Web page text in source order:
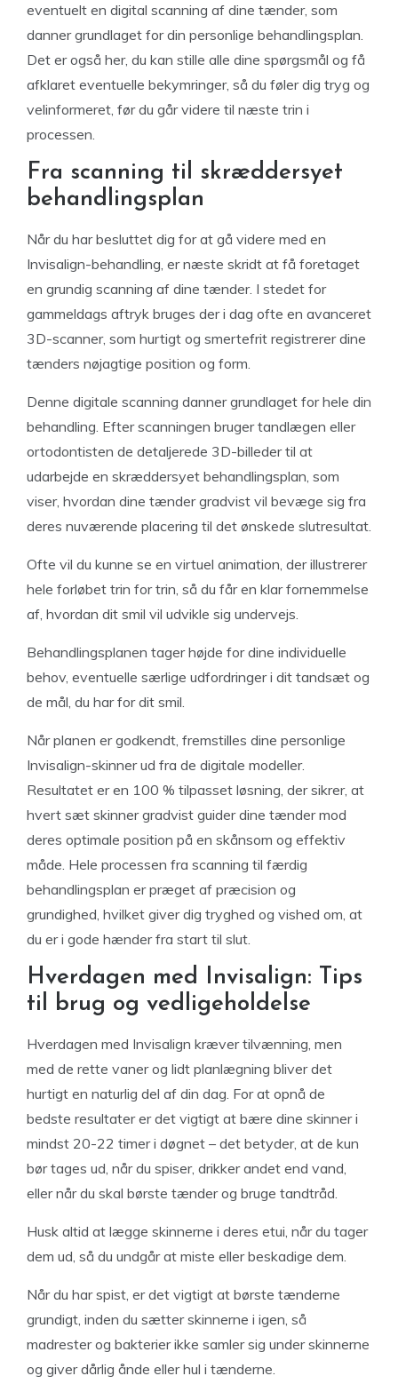
eventuelt en digital scanning af dine tænder, som
danner grundlaget for din personlige behandlingsplan.
Det er også her, du kan stille alle dine spørgsmål og få
afklaret eventuelle bekymringer, så du føler dig tryg og
velinformeret, før du går videre til næste trin i
processen.
Fra scanning til skræddersyet
behandlingsplan
Når du har besluttet dig for at gå videre med en
Invisalign-behandling, er næste skridt at få foretaget
en grundig scanning af dine tænder. I stedet for
gammeldags aftryk bruges der i dag ofte en avanceret
3D-scanner, som hurtigt og smertefrit registrerer dine
tænders nøjagtige position og form.
Denne digitale scanning danner grundlaget for hele din
behandling. Efter scanningen bruger tandlægen eller
ortodontisten de detaljerede 3D-billeder til at
udarbejde en skræddersyet behandlingsplan, som
viser, hvordan dine tænder gradvist vil bevæge sig fra
deres nuværende placering til det ønskede slutresultat.
Ofte vil du kunne se en virtuel animation, der illustrerer
hele forløbet trin for trin, så du får en klar fornemmelse
af, hvordan dit smil vil udvikle sig undervejs.
Behandlingsplanen tager højde for dine individuelle
behov, eventuelle særlige udfordringer i dit tandsæt og
de mål, du har for dit smil.
Når planen er godkendt, fremstilles dine personlige
Invisalign-skinner ud fra de digitale modeller.
Resultatet er en 100 % tilpasset løsning, der sikrer, at
hvert sæt skinner gradvist guider dine tænder mod
deres optimale position på en skånsom og effektiv
måde. Hele processen fra scanning til færdig
behandlingsplan er præget af præcision og
grundighed, hvilket giver dig tryghed og vished om, at
du er i gode hænder fra start til slut.
Hverdagen med Invisalign: Tips
til brug og vedligeholdelse
Hverdagen med Invisalign kræver tilvænning, men
med de rette vaner og lidt planlægning bliver det
hurtigt en naturlig del af din dag. For at opnå de
bedste resultater er det vigtigt at bære dine skinner i
mindst 20-22 timer i døgnet – det betyder, at de kun
bør tages ud, når du spiser, drikker andet end vand,
eller når du skal børste tænder og bruge tandtråd.
Husk altid at lægge skinnerne i deres etui, når du tager
dem ud, så du undgår at miste eller beskadige dem.
Når du har spist, er det vigtigt at børste tænderne
grundigt, inden du sætter skinnerne i igen, så
madrester og bakterier ikke samler sig under skinnerne
og giver dårlig ånde eller hul i tænderne.